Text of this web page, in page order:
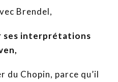
Brendel,
ses interprétations
du Chopin, parce qu’il